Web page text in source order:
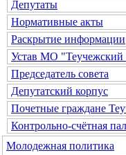
Депутаты
Нормативные акты
Раскрытие информации
Устав МО "Теучежский
Председатель совета
Депутатский корпус
Почетные граждане
Контрольно-счётная
Молодежная политика